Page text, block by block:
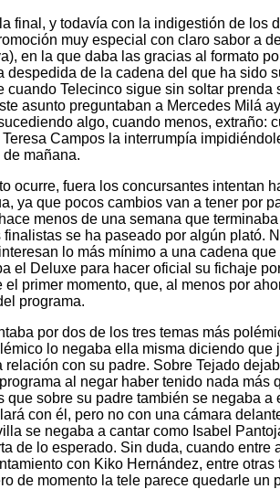
final, y todavía con la indigestión de los
muy especial con claro sabor a
en la que daba las gracias al formato
despedida de la cadena del que ha sido
cuando Telecinco sigue sin soltar prenda
asunto preguntaban a Mercedes Milá
algo, cuando menos, extraño:
Campos la interrumpía
mañana.
ocurre, fuera los concursantes intentan
ya que pocos cambios van a tener por
menos de una semana que
se ha paseado por algún plató.
lo más mínimo a una cadena
el Deluxe para hacer oficial su fichaje
el primer momento, que, al menos por
programa.
por dos de los tres temas más
lo negaba ella misma diciendo que
relación con su padre. Sobre Tejado
al negar haber tenido nada más
que sobre su padre también se negaba a
con él, pero no con una cámara
se negaba a cantar como Isabel
de lo esperado. Sin duda, cuando entre
con Kiko Hernández, entre
de momento la tele parece quedarle un